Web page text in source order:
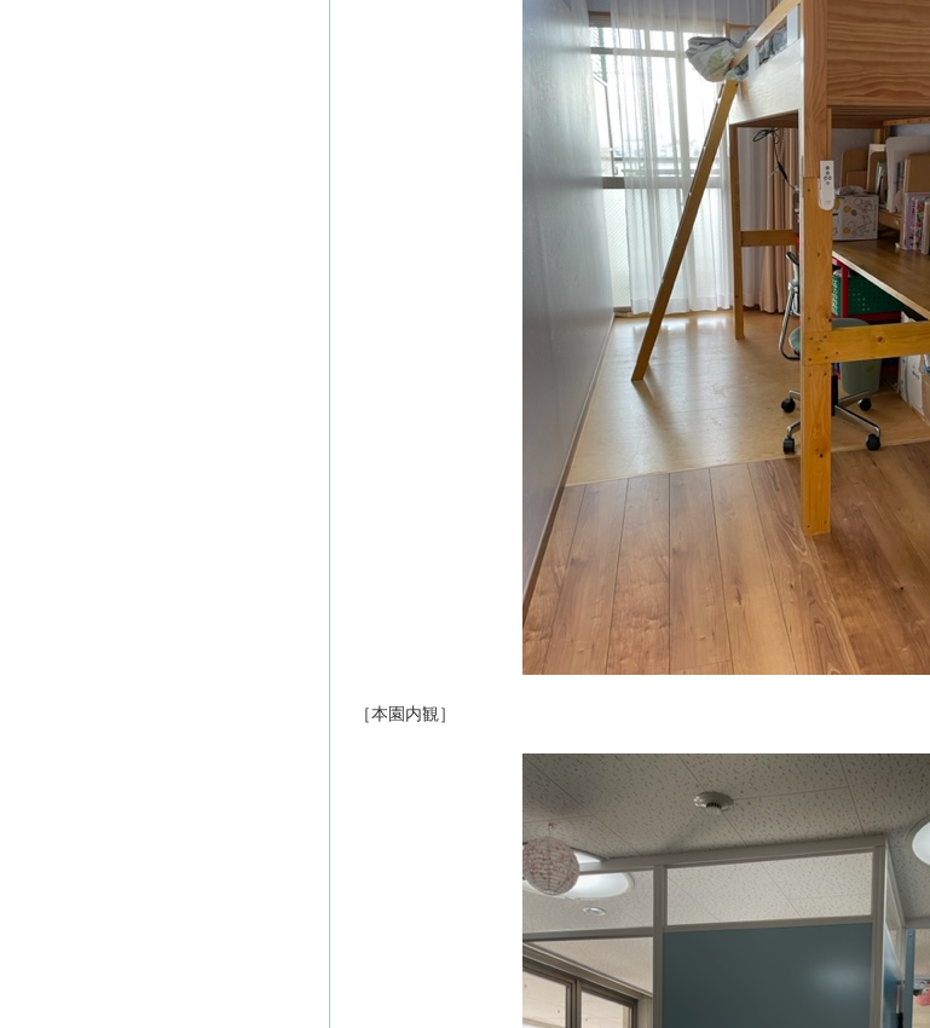
［本園内観］